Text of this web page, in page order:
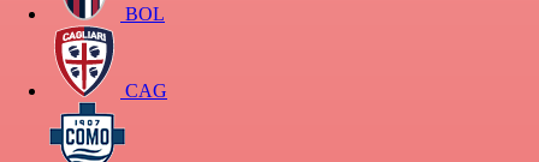
BOL
CAG